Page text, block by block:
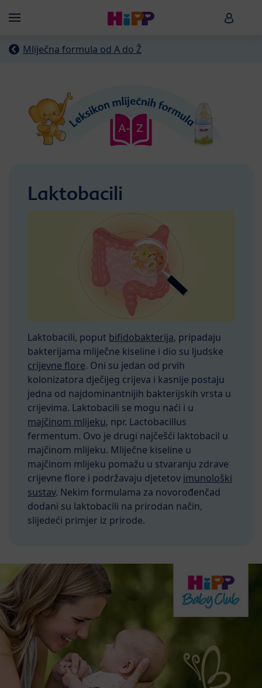
Menü HiPP
Mliječna formula od A do Ž
Laktobacili
Laktobacili, poput bifidobakterija, pripadaju
bakterijama mliječne kiseline i dio su ljudske
crijevne flore. Oni su jedan od prvih
kolonizatora dječijeg crijeva i kasnije postaju
jedna od najdominantnijih bakterijskih vrsta u
crijevima. Laktobacili se mogu naći i u
majčinom mlijeku, npr. Lactobacillus
fermentum. Ovo je drugi najčešći laktobacil u
majčinom mlijeku. Mliječne kiseline u
majčinom mlijeku pomažu u stvaranju zdrave
crijevne flore i podržavaju djetetov imunološki
sustav. Nekim formulama za novorođenčad
dodani su laktobacili na prirodan način,
slijedeći primjer iz prirode.